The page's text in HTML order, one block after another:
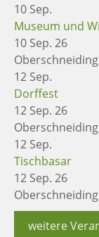
10 Sep.
Museum und
10 Sep. 26
Oberschneiding
12 Sep.
Dorffest
12 Sep. 26
Oberschneiding
12 Sep.
Tischbasar
12 Sep. 26
Oberschneiding
weitere